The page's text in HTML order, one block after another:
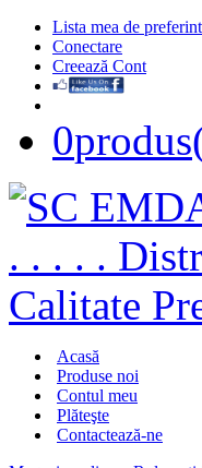
Lista mea de
Conectare
Creează Cont
0
Acasă
Produse noi
Contul meu
Plăteşte
Contactează-ne